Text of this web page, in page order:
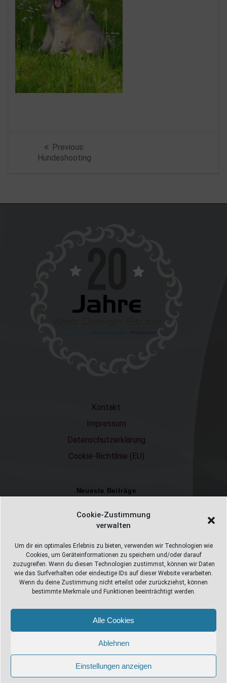
Cookie-Zustimmung
verwalten
Um dir ein optimales Erlebnis zu bieten, verwenden wir Technologien wie
Cookies, um Geräteinformationen zu speichern und/oder darauf
zuzugreifen. Wenn du diesen Technologien zustimmst, können wir Daten
wie das Surfverhalten oder eindeutige IDs auf dieser Website verarbeiten.
Wenn du deine Zustimmung nicht erteilst oder zurückziehst, können
bestimmte Merkmale und Funktionen beeinträchtigt werden.
Alle Cookies
Ablehnen
Einstellungen anzeigen
Beitragsnavigation
Previous:Previous
post:
Hundeshooting
Kontakt
Impressum
Datenschutzerklärung
Cookie-Richtlinie (EU)
Neueste Beiträge
Einschulungsfotos 2026 – ein unvergesslicher Moment
Fotostudio in Fichtelberg
Alles Pizza oder was ;-)
Überweisungen
Weihnachtsfotoshooting 2026
Web Design Stube 95686 Fichtelberg
Bayreuther Straße 10
info@webdesign-stube.de